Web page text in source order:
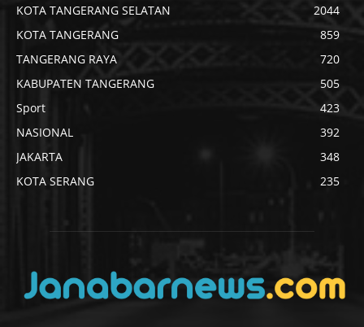
KOTA TANGERANG SELATAN
2044
KOTA TANGERANG
859
TANGERANG RAYA
720
KABUPATEN TANGERANG
505
Sport
423
NASIONAL
392
JAKARTA
348
KOTA SERANG
235